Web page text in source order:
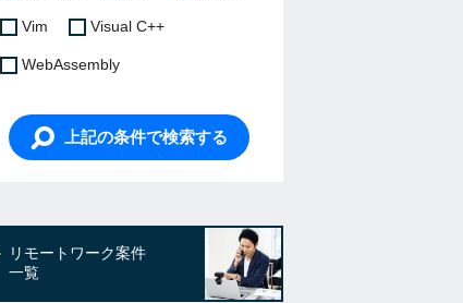
Vim Visual C++
WebAssembly
上記の条件で検索する
リモートワーク案件
一覧